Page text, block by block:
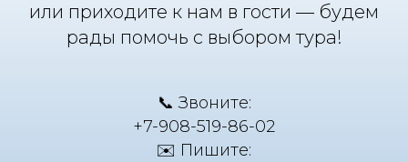
или приходите к нам в гости — будем
рады помочь с выбором тура!
📞 Звоните:
+7-908-519-86-02
✉️ Пишите: